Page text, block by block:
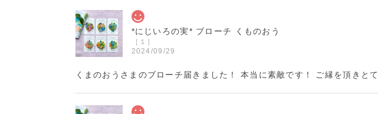
*にじいろの実* ブローチ くものおう
［１］
2024/09/29
くまのおうさまのブローチ届きました！ 本当に素敵です！ ご縁を頂きと